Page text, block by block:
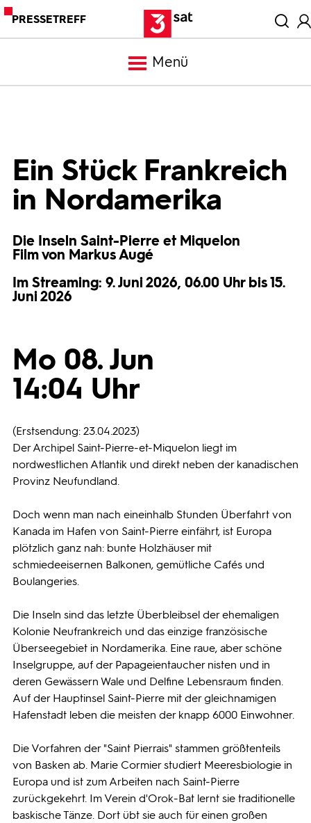
PRESSETREFF
Menü
Mediathek
Trailer
Bilder
Ein Stück Frankreich
in Nordamerika
Die Inseln Saint-Pierre et Miquelon
Film von Markus Augé
Im Streaming: 9. Juni 2026, 06.00 Uhr bis 15.
Juni 2026
Mo 08. Jun
14:04 Uhr
(Erstsendung: 23.04.2023)
Der Archipel Saint-Pierre-et-Miquelon liegt im
nordwestlichen Atlantik und direkt neben der kanadischen
Provinz Neufundland.
Doch wenn man nach eineinhalb Stunden Überfahrt von
Kanada im Hafen von Saint-Pierre einfährt, ist Europa
plötzlich ganz nah: bunte Holzhäuser mit
schmiedeeisernen Balkonen, gemütliche Cafés und
Boulangeries.
Die Inseln sind das letzte Überbleibsel der ehemaligen
Kolonie Neufrankreich und das einzige französische
Überseegebiet in Nordamerika. Eine raue, aber schöne
Inselgruppe, auf der Papageientaucher nisten und in
deren Gewässern Wale und Delfine Lebensraum finden.
Auf der Hauptinsel Saint-Pierre mit der gleichnamigen
Hafenstadt leben die meisten der knapp 6000 Einwohner.
Die Vorfahren der "Saint Pierrais" stammen größtenteils
von Basken ab. Marie Cormier studiert Meeresbiologie in
Europa und ist zum Arbeiten nach Saint-Pierre
zurückgekehrt. Im Verein d'Orok-Bat lernt sie traditionelle
baskische Tänze. Dort übt sie auch für einen großen